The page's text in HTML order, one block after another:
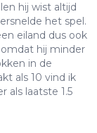
hij wist altijd
het spel.
eiland dus ook
hij minder
in de
als 10 vind ik
als laatste 1.5